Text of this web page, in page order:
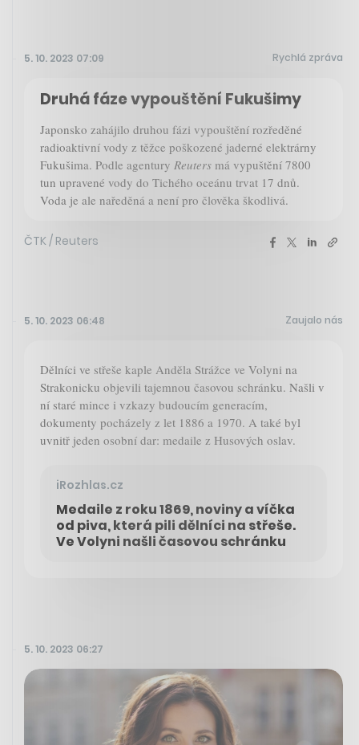
5. 10. 2023 07:09 Rychlá zpráva
Druhá fáze vypouštění Fukušimy
Japonsko zahájilo druhou fázi vypouštění rozředěné
radioaktivní vody z těžce poškozené jaderné elektrárny
Fukušima. Podle agentury Reuters má vypuštění 7800
tun upravené vody do Tichého oceánu trvat 17 dnů.
Voda je ale naředěná a není pro člověka škodlivá.
ČTK / Reuters
5. 10. 2023 06:48 Zaujalo nás
Dělníci ve střeše kaple Anděla Strážce ve Volyni na
Strakonicku objevili tajemnou časovou schránku. Našli v
ní staré mince i vzkazy budoucím generacím,
dokumenty pocházely z let 1886 a 1970. A také byl
uvnitř jeden osobní dar: medaile z Husových oslav.
iRozhlas.cz
Medaile z roku 1869, noviny a víčka
od piva, která pili dělníci na střeše.
Ve Volyni našli časovou schránku
5. 10. 2023 06:27